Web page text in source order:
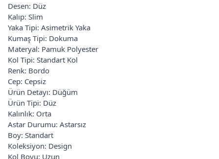
Desen: Düz
Kalıp: Slim
Yaka Tipi: Asimetrik Yaka
Kumaş Tipi: Dokuma
Materyal: Pamuk Polyester
Kol Tipi: Standart Kol
Renk: Bordo
Cep: Cepsiz
Ürün Detayı: Düğüm
Ürün Tipi: Düz
Kalınlık: Orta
Astar Durumu: Astarsız
Boy: Standart
Koleksiyon: Design
Kol Boyu: Uzun